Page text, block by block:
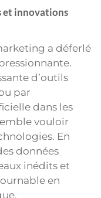
et innovations
a déferlé
d’outils
par
dans les
vouloir
En
données
inédits et
en